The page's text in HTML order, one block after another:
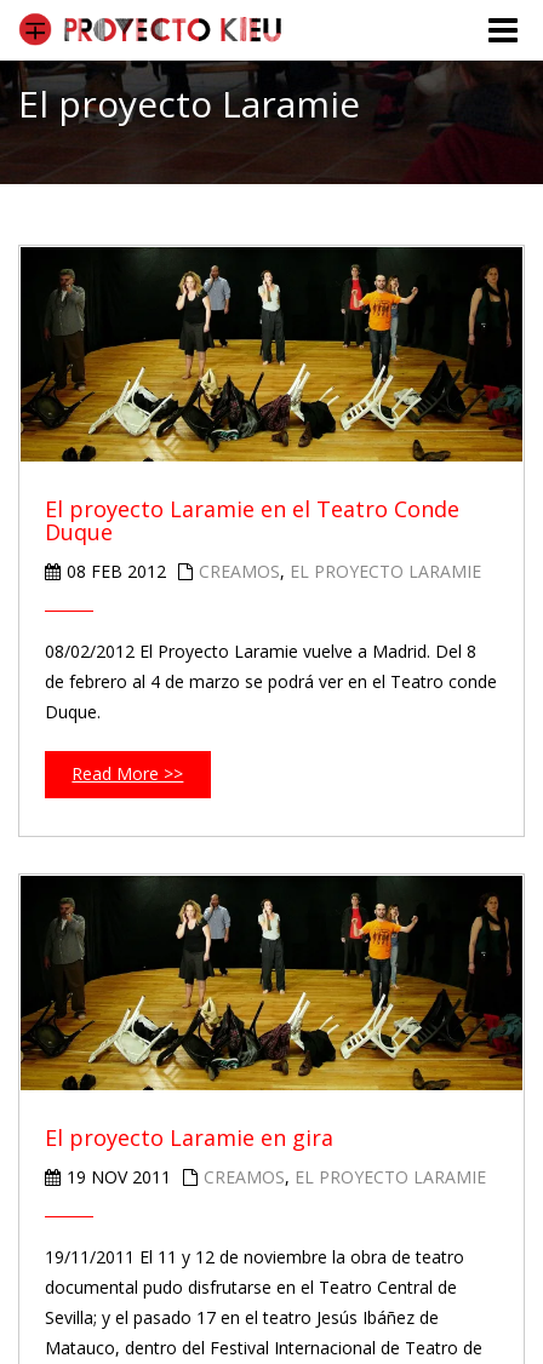
Toggle
El proyecto Laramie
El proyecto Laramie en el Teatro Conde
Duque
08 FEB 2012 CREAMOS, EL PROYECTO LARAMIE
08/02/2012 El Proyecto Laramie vuelve a Madrid. Del 8
de febrero al 4 de marzo se podrá ver en el Teatro conde
Duque.
Read More >>
El proyecto Laramie en gira
19 NOV 2011 CREAMOS, EL PROYECTO LARAMIE
19/11/2011 El 11 y 12 de noviembre la obra de teatro
documental pudo disfrutarse en el Teatro Central de
Sevilla; y el pasado 17 en el teatro Jesús Ibáñez de
Matauco, dentro del Festival Internacional de Teatro de